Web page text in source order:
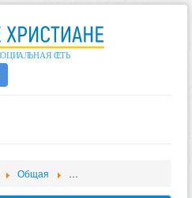
Общая Премудрость Даниила